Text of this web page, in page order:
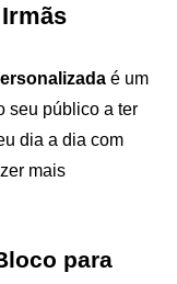
é um
seu público a ter
dia a dia com
mais
para